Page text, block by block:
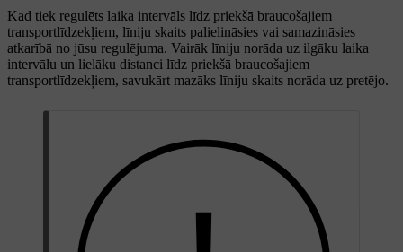
Kad tiek regulēts laika intervāls līdz priekšā braucošajiem
transportlīdzekļiem, līniju skaits palielināsies vai samazināsies
atkarībā no jūsu regulējuma. Vairāk līniju norāda uz ilgāku laika
intervālu un lielāku distanci līdz priekšā braucošajiem
transportlīdzekļiem, savukārt mazāks līniju skaits norāda uz pretējo.